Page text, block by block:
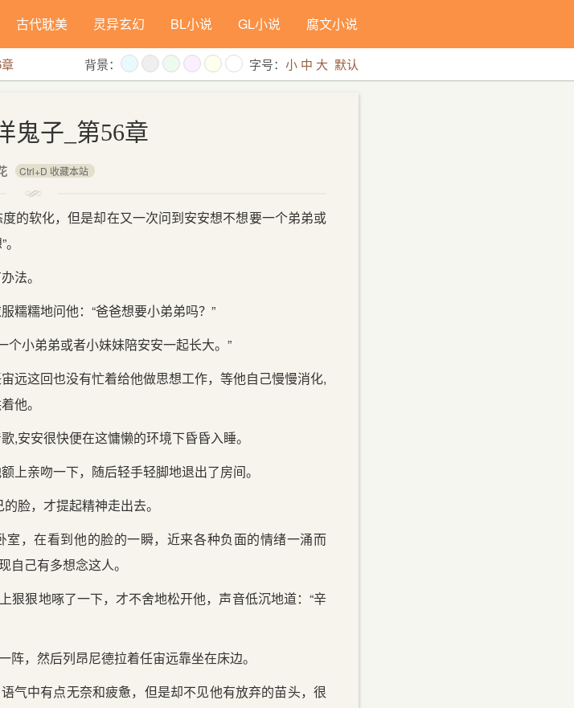
古代耽美 灵异玄幻 BL小说 GL小说 腐文小说
背景： 字号： 小 中 大 默认
鬼子_第56章
Ctrl+D 收藏本站
的软化，但是却在又一次问到安安想不想要一个弟弟或
法。
糯糯地问他：“爸爸想要小弟弟吗？”
个小弟弟或者小妹妹陪安安一起长大。”
远这回也没有忙着给他做思想工作，等他自己慢慢消化,
他。
,安安很快便在这慵懒的环境下昏昏入睡。
上亲吻一下，随后轻手轻脚地退出了房间。
脸，才提起精神走出去。
，在看到他的脸的一瞬，近来各种负面的情绪一涌而
自己有多想念这人。
狠狠地啄了一下，才不舍地松开他，声音低沉地道：“辛
，然后列昂尼德拉着任宙远靠坐在床边。
气中有点无奈和疲惫，但是却不见他有放弃的苗头，很